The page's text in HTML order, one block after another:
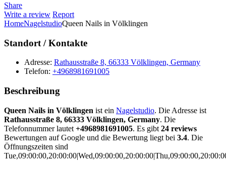
Share
Write a review Report
HomeNagelstudioQueen Nails in Völklingen
Standort / Kontakte
Adresse: Rathausstraße 8, 66333 Völklingen, Germany
Telefon: +4968981691005
Beschreibung
Queen Nails in Völklingen ist ein Nagelstudio. Die Adresse ist
Rathausstraße 8, 66333 Völklingen, Germany. Die
Telefonnummer lautet +4968981691005. Es gibt 24 reviews
Bewertungen auf Google und die Bewertung liegt bei 3.4. Die
Öffnungszeiten sind